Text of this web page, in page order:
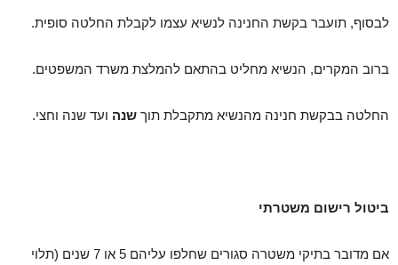
לבסוף, תועבר בקשת החנינה לנשיא עצמו לקבלת החלטה סופית.
ברוב המקרים, הנשיא מחליט בהתאם להמלצת משרד המשפטים.
החלטה בבקשת חנינה מהנשיא מתקבלת תוך שנה ועד שנה וחצי.
ביטול רישום משטרתי
אם מדובר בתיקי משטרה סגורים שחלפו עליהם 5 או 7 שנים (תלוי